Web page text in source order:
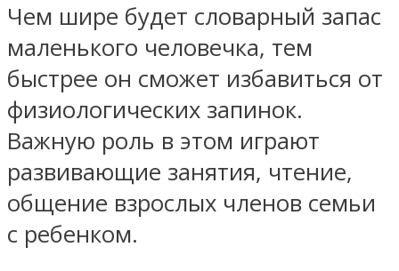
Чем шире будет словарный запас
маленького человечка, тем
быстрее он сможет избавиться от
физиологических запинок.
Важную роль в этом играют
развивающие занятия, чтение,
общение взрослых членов семьи
с ребенком.